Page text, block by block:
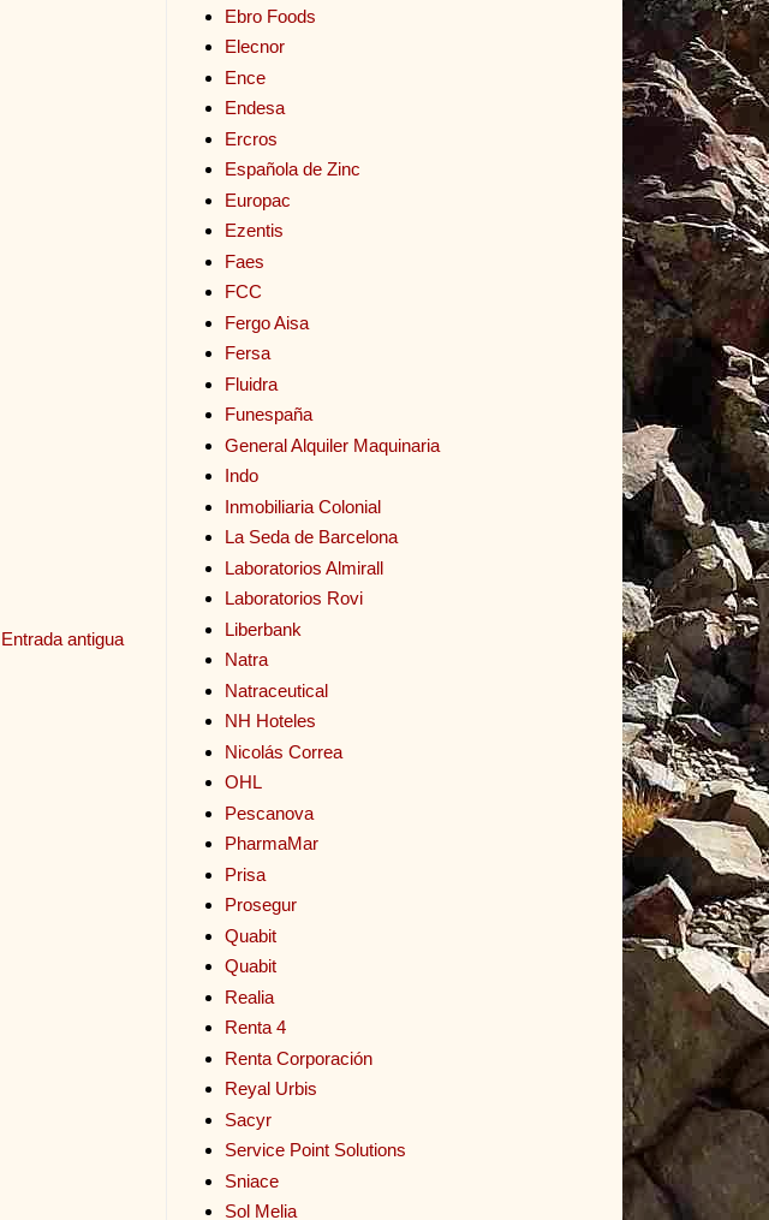
Entrada antigua
Ebro Foods
Elecnor
Ence
Endesa
Ercros
Española de Zinc
Europac
Ezentis
Faes
FCC
Fergo Aisa
Fersa
Fluidra
Funespaña
General Alquiler Maquinaria
Indo
Inmobiliaria Colonial
La Seda de Barcelona
Laboratorios Almirall
Laboratorios Rovi
Liberbank
Natra
Natraceutical
NH Hoteles
Nicolás Correa
OHL
Pescanova
PharmaMar
Prisa
Prosegur
Quabit
Quabit
Realia
Renta 4
Renta Corporación
Reyal Urbis
Sacyr
Service Point Solutions
Sniace
Sol Melia